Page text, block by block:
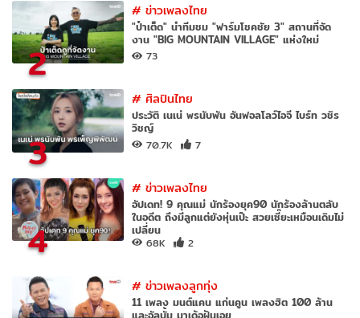
2
#ข่าวเพลงไทย
"ป๋าเต็ด" นำทีมชม "ฟาร์มโชคชัย 3" สถานที่จัด
งาน "BIG MOUNTAIN VILLAGE" แห่งใหม่
73
3
#ศิลปินไทย
ประวัติ เนเน่ พรนับพัน อันฟอลโลว์ไอจี ไบร์ท วชิร
วิชญ์
70.7K 7
4
#ข่าวเพลงไทย
อัปเดท! 9 คุณแม่ นักร้องยุค90 นักร้องล้านตลับ
ในอดีต ถึงมีลูกแต่ยังหุ่นเป๊ะ สวยเซี๊ยะเหมือนเดิมไม่
เปลี่ยน
68K 2
#ข่าวเพลงลูกทุ่ง
11 เพลง มนต์แคน แก่นคูน เพลงฮิต 100 ล้าน
และอัลบั้ม มาเด้อฝันเอย